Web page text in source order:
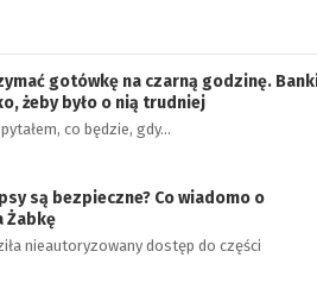
gotówkę na czarną godzinę.
żeby było o nią trudniej
co będzie, gdy…
są bezpieczne? Co wiadomo o
Żabkę
nieautoryzowany dostęp do części